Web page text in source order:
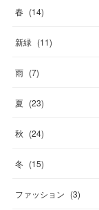
春 (14)
新緑 (11)
雨 (7)
夏 (23)
秋 (24)
冬 (15)
ファッション (3)